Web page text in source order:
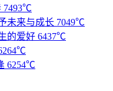
7493℃
未来与成长 7049℃
的爱好 6437℃
6254℃